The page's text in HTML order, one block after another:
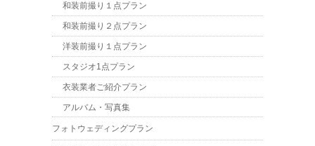
和装前撮り１点プラン
和装前撮り２点プラン
洋装前撮り１点プラン
スタジオ1点プラン
衣装業者ご紹介プラン
アルバム・写真集
フォトウェディングプラン